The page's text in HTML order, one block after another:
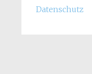
Datenschutz